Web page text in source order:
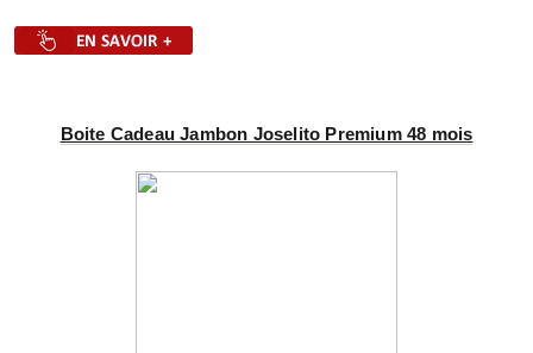
Boite Cadeau Jambon Joselito Premium 48 mois